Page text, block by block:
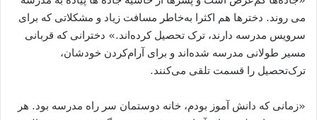
می ‌روند. دخترها هم اکثرا به‌خاطر مسافت زیاد و مشکلاتی که برای
سرویس مدرسه دارند، ترک تحصیل کرده‌اند.» دخترانی که قربانی
مسیر طولانی مدرسه شده‌اند و برای آرام‌کردن خودشان،
ترک‌تحصیل را قسمت تلقی می‌کنند.
«زمانی که دانش ‌آموز بودم، خانه‌ دوستمان سر راه مدرسه بود. هر